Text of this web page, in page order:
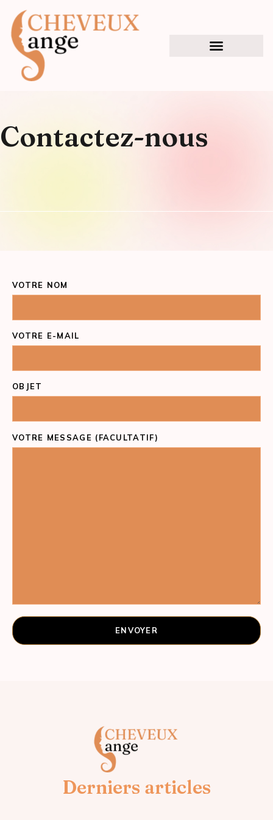
Contactez-nous
VOTRE NOM
VOTRE E-MAIL
OBJET
VOTRE MESSAGE (FACULTATIF)
Derniers articles